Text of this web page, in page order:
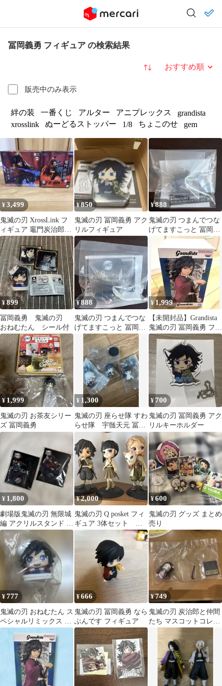
冨岡義勇 フィギュア の検索結果
販売中のみ表示
並び替え
絆の装 一番くじ アルター アニプレックス
grandista
xrosslink
ぬーどるストッパー 1/8 ちょこのせ gem
¥3,499
鬼滅の刃 XrossLink フ
ィギュア 竈門炭治郎・
冨岡義勇 2種セット
¥850
鬼滅の刃 冨岡義勇 アク
リルフィギュア
¥888
鬼滅の刃 つまんでつな
げてますこっと 冨岡義
勇 カニカンver.
¥899
冨岡義勇 鬼滅の刃
おねむたん シール付
¥888
鬼滅の刃 つまんでつな
げてますこっと 冨岡義
勇 ボールチェーン
¥1,999
【未開封品】Grandista
鬼滅の刃 冨岡義勇 フィ
ギュア
¥ 1,999
鬼滅の刃 お茶友シリー
ズ 冨岡義勇
¥ 1,300
鬼滅の刃 座らせ隊 すわ
らせ隊 宇髄天元 冨岡
義勇 栗花落カナヲ 3
体セット
¥700
鬼滅の刃 冨岡義勇 アク
リルキーホルダー
¥ 1,800
劇場版鬼滅の刃 無限城
編 アクリルスタンド 竈
門炭治郎 ＆冨岡義勇 新
品未開封！
¥2,000
鬼滅の刃 Q posket フィ
ギュア 3体セット セ
ピア 錆兎 カナ
ヲ 富岡
¥600
鬼滅の刃 グッズ まとめ
売り
¥777
鬼滅の刃 おねむたん ス
ペシャルリミックス 肆
冨岡義勇
¥666
鬼滅の刃 冨岡義勇 なら
ぶんです フィギュア
¥749
鬼滅の刃 炭治郎と仲間
たち マスコットコレク